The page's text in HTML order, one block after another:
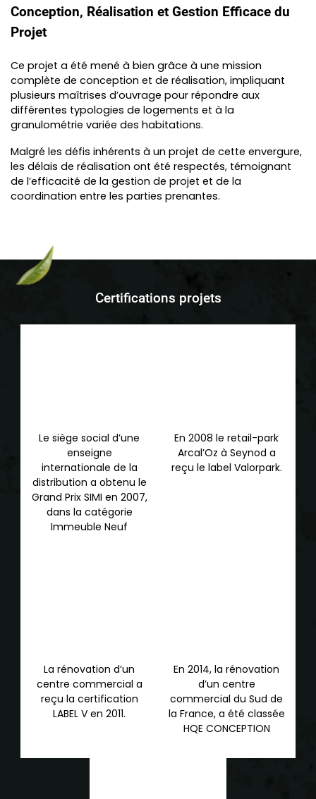
Conception, Réalisation et Gestion Efficace du
Projet
Ce projet a été mené à bien grâce à une mission
complète de conception et de réalisation, impliquant
plusieurs maîtrises d’ouvrage pour répondre aux
différentes typologies de logements et à la
granulométrie variée des habitations.
Malgré les défis inhérents à un projet de cette envergure,
les délais de réalisation ont été respectés, témoignant
de l’efficacité de la gestion de projet et de la
coordination entre les parties prenantes.
Certifications projets
Le siège social d’une
enseigne
internationale de la
distribution a obtenu le
Grand Prix SIMI en 2007,
dans la catégorie
Immeuble Neuf
En 2008 le retail-park
Arcal’Oz à Seynod a
reçu le label Valorpark.
La rénovation d’un
centre commercial a
reçu la certification
LABEL V en 2011.
En 2014, la rénovation
d’un centre
commercial du Sud de
la France, a été classée
HQE CONCEPTION